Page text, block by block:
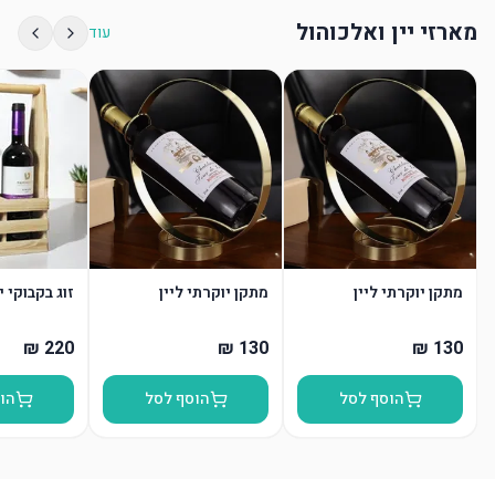
מארזי יין ואלכוהול עוד
מתקן יוקרתי ליין
הוסף לסל
מתקן יוקרתי ליין
הוסף לסל
זוג